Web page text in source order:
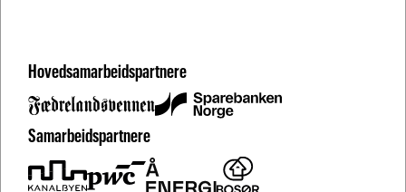
Hovedsamarbeidspartnere
Samarbeidspartnere